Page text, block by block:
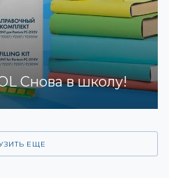
Снова в школу!
ЕЩЕ